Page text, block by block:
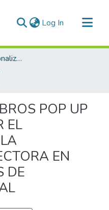
Log In (current)
Programa de Profesionalización Docente - Trabajos de Investigación
POP UP
EL
EN
DE